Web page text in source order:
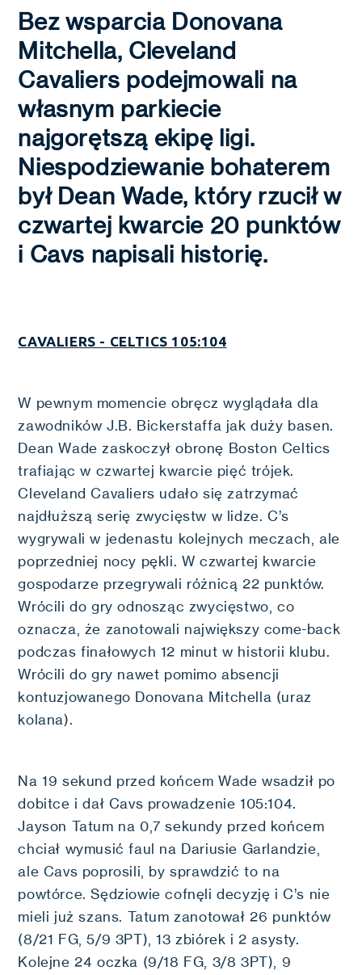
Bez wsparcia Donovana
Mitchella, Cleveland
Cavaliers podejmowali na
własnym parkiecie
najgorętszą ekipę ligi.
Niespodziewanie bohaterem
był Dean Wade, który rzucił w
czwartej kwarcie 20 punktów
i Cavs napisali historię.
CAVALIERS - CELTICS 105:104
W pewnym momencie obręcz wyglądała dla
zawodników J.B. Bickerstaffa jak duży basen.
Dean Wade zaskoczył obronę Boston Celtics
trafiając w czwartej kwarcie pięć trójek.
Cleveland Cavaliers udało się zatrzymać
najdłuższą serię zwycięstw w lidze. C’s
wygrywali w jedenastu kolejnych meczach, ale
poprzedniej nocy pękli. W czwartej kwarcie
gospodarze przegrywali różnicą 22 punktów.
Wrócili do gry odnosząc zwycięstwo, co
oznacza, że zanotowali największy come-back
podczas finałowych 12 minut w historii klubu.
Wrócili do gry nawet pomimo absencji
kontuzjowanego Donovana Mitchella (uraz
kolana).
Na 19 sekund przed końcem Wade wsadził po
dobitce i dał Cavs prowadzenie 105:104.
Jayson Tatum na 0,7 sekundy przed końcem
chciał wymusić faul na Dariusie Garlandzie,
ale Cavs poprosili, by sprawdzić to na
powtórce. Sędziowie cofnęli decyzję i C’s nie
mieli już szans. Tatum zanotował 26 punktów
(8/21 FG, 5/9 3PT), 13 zbiórek i 2 asysty.
Kolejne 24 oczka (9/18 FG, 3/8 3PT), 9